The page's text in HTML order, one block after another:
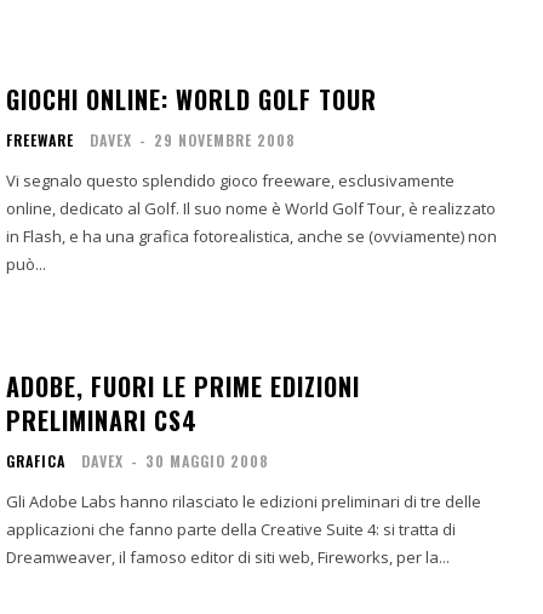
GIOCHI ONLINE: WORLD GOLF TOUR
FREEWARE DAVEX - 29 NOVEMBRE 2008
Vi segnalo questo splendido gioco freeware, esclusivamente
online, dedicato al Golf. Il suo nome è World Golf Tour, è realizzato
in Flash, e ha una grafica fotorealistica, anche se (ovviamente) non
può...
ADOBE, FUORI LE PRIME EDIZIONI
PRELIMINARI CS4
GRAFICA DAVEX - 30 MAGGIO 2008
Gli Adobe Labs hanno rilasciato le edizioni preliminari di tre delle
applicazioni che fanno parte della Creative Suite 4: si tratta di
Dreamweaver, il famoso editor di siti web, Fireworks, per la...